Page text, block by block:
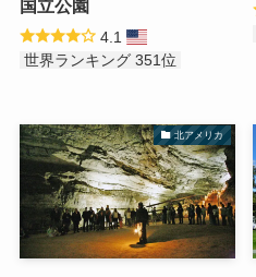
国立公園
4.1
世界ランキング 351位
北アメリカ